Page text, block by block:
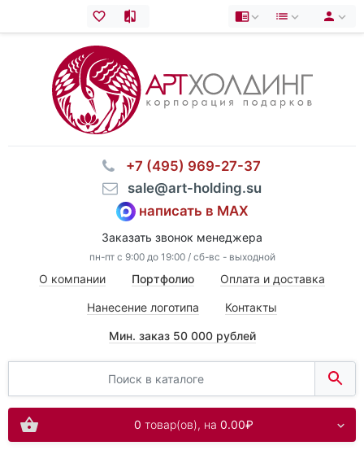
⠀+7 (495) 969-27-37
⠀sale@art-holding.su
написать в MAX
Заказать звонок менеджера
пн-пт с 9:00 до 19:00 / сб-вс - выходной
О компании Портфолио Оплата и доставка
Нанесение логотипа Контакты
Мин. заказ 50 000 рублей
0 товар(ов), на 0.00₽